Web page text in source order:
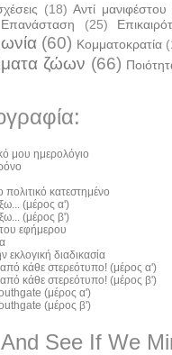
(18) Αντί μανιφέστου
(25)
(60) Κομματοκρατία
ζώων (66)
μου ημερολόγιο
κατεστημένο
(μέρος α')
(μέρος β')
εφήμερου
εκλογική διαδικασία
κάθε στερεότυπο! (μέρος α')
κάθε στερεότυπο! (μέρος β')
(μέρος α')
(μέρος β')
See If We